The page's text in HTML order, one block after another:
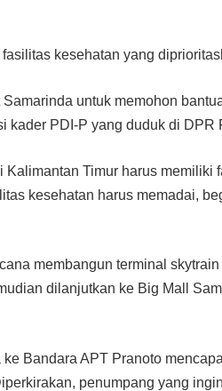
kesehatan yang
untuk memohon
kader PDI-P yang duduk di DPR
Timur harus memiliki
kesehatan harus memadai,
membangun terminal
dilanjutkan ke Big Mall
Bandara APT Pranoto
penumpang yang